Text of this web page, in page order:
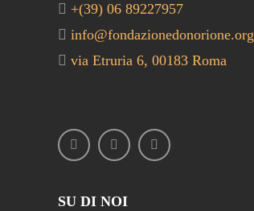
+(39) 06 89227957
info@fondazionedonorione.org
via Etruria 6, 00183 Roma
SU DI NOI